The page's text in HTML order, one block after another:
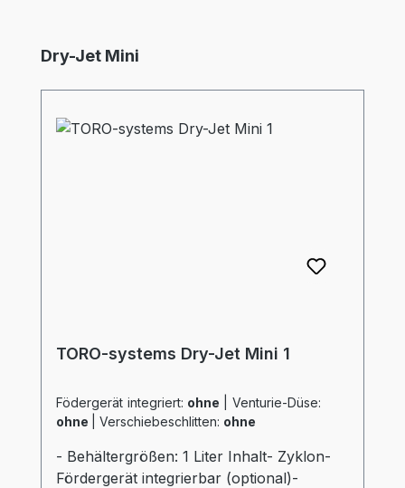
Produktgalerie überspringen
Dry-Jet Mini
TORO-systems Dry-Jet Mini 1
Födergerät integriert: ohne
Venturie-Düse:
ohne
Verschiebeschlitten: ohne
- Behältergrößen: 1 Liter Inhalt- Zyklon-
Fördergerät integrierbar (optional)-